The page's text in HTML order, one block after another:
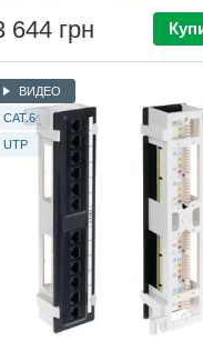
644 грн
ВИДЕО
CAT.6
UTP